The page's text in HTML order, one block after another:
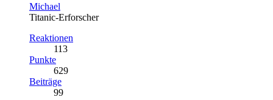
Michael
Titanic-Erforscher
Reaktionen
113
Punkte
629
Beiträge
99